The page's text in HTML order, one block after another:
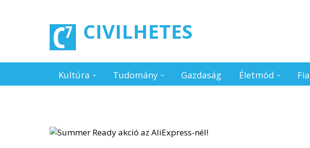
CIVILHETES
Kultúra Tudomány Gazdaság Életmód